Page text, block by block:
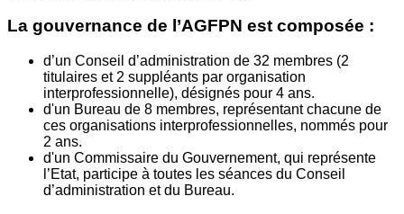
La gouvernance de l’AGFPN est composée :
d’un Conseil d’administration de 32 membres (2
titulaires et 2 suppléants par organisation
interprofessionnelle), désignés pour 4 ans.
d'un Bureau de 8 membres, représentant chacune de
ces organisations interprofessionnelles, nommés pour
2 ans.
d'un Commissaire du Gouvernement, qui représente
l’Etat, participe à toutes les séances du Conseil
d’administration et du Bureau.